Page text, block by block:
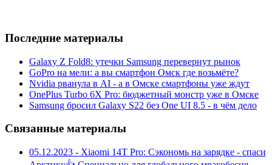
Последние материалы
Galaxy Z Fold8: утечки Samsung перевернут рынок
GoPro на мели: а вы смартфон Омск где возьмёте?
Nvidia рванула в AI - а в Омске смартфоны уже ждут
OnePlus Turbo 6X Pro: бюджетный монстр уже в Омске
Samsung бросил Galaxy S22 без One UI 8.5 - в чём дело
Связанные материалы
05.12.2023 - Xiaomi 14T Pro: Сэкономь на зарядке - спаси